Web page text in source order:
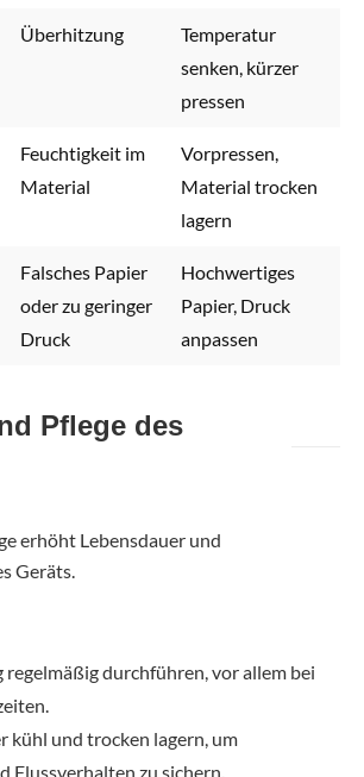
Überhitzung
Temperatur
senken, kürzer
pressen
Feuchtigkeit im
Material
Vorpressen,
Material trocken
lagern
Falsches Papier
oder zu geringer
Druck
Hochwertiges
Papier, Druck
anpassen
Pflege des
erhöht Lebensdauer und
Geräts.
regelmäßig durchführen, vor allem bei
kühl und trocken lagern, um
Flussverhalten zu sichern.